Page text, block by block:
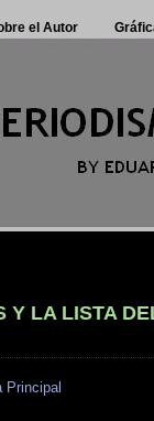
el Autor
Y LA LISTA
Principal